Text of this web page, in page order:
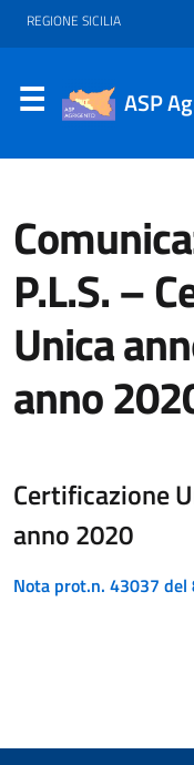
REGIONE SICILIA
ASP
P.L.S. –
Unica
anno
Certificazione
anno 2020
Nota prot.n. 43037